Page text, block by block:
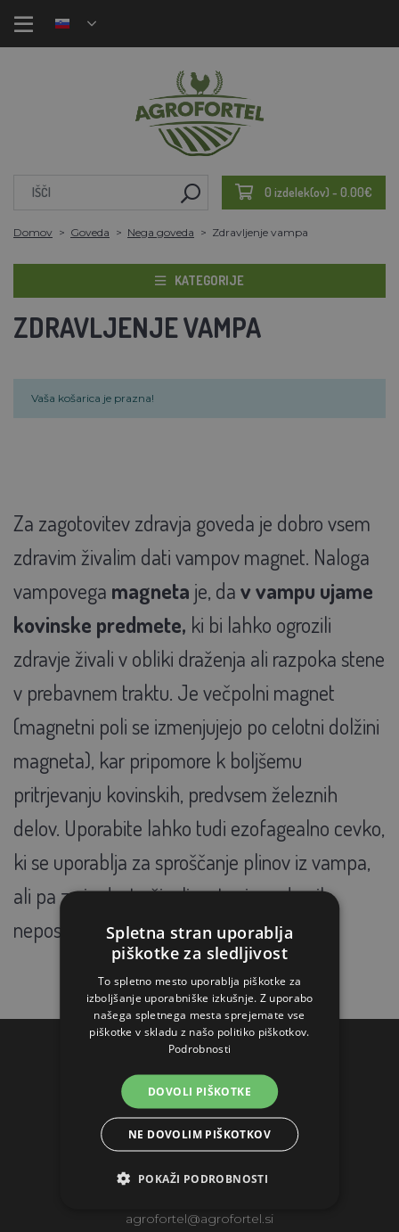
0 izdelek(ov) - 0.00€
Domov Goveda Nega goveda Zdravljenje vampa
KATEGORIJE
ZDRAVLJENJE VAMPA
Vaša košarica je prazna!
Za zagotovitev zdravja goveda je dobro vsem
zdravim živalim dati vampov magnet. Naloga
vampovega magneta je, dav vampu ujame
kovinske predmete, ki bi lahko ogrozili
zdravje živali v obliki draženja ali razpoka stene
v prebavnem traktu. Je večpolni magnet
(magnetni poli se izmenjujejo po celotni dolžini
magneta), kar pripomore k boljšemu
pritrjevanju kovinskih, predvsem železnih
delov. Uporabite lahko tudi ezofagealno cevko,
ki se uporablja za sproščanje plinov iz vampa,
ali pa z njo daste živali raztopino zdravila
neposredno v želodec.
AGROFORTEL, S.R.O.
Spodnja Nova vas 47
agrofortel@agrofortel.si
Spletna stran uporablja
piškotke za sledljivost
To spletno mesto uporablja piškotke za
izboljšanje uporabniške izkušnje. Z uporabo
našega spletnega mesta sprejemate vse
piškotke v skladu z našo politiko piškotkov.
Podrobnosti
DOVOLI PIŠKOTKE
NE DOVOLIM PIŠKOTKOV
POKAŽI PODROBNOSTI